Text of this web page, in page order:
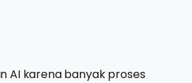
AI karena banyak proses